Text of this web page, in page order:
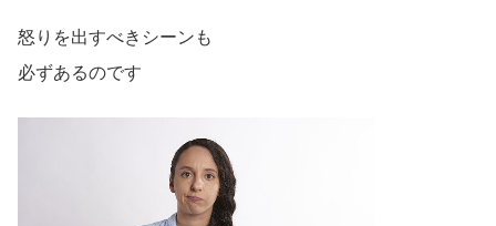
怒りを出すべきシーンも
必ずあるのです